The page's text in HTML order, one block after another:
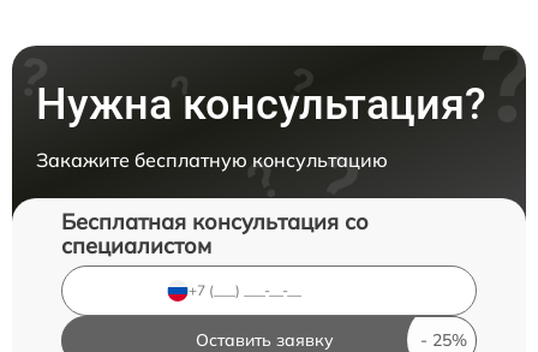
Нужна консультация?
Закажите бесплатную консультацию
Бесплатная консультация со
специалистом
Оставить заявку